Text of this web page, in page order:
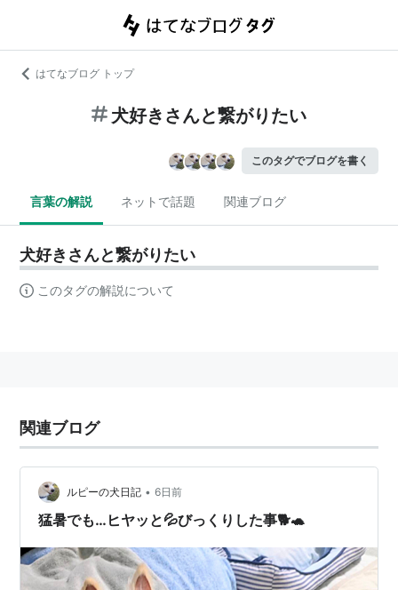
はてなブログ トップ
犬好きさんと繋がりたい
このタグでブログを書く
言葉の解説 ネットで話題 関連ブログ
犬好きさんと繋がりたい
このタグの解説について
関連ブログ
ルピーの犬日記 • 6日前
猛暑でも…ヒヤッと💦びっくりした事🐕🐢